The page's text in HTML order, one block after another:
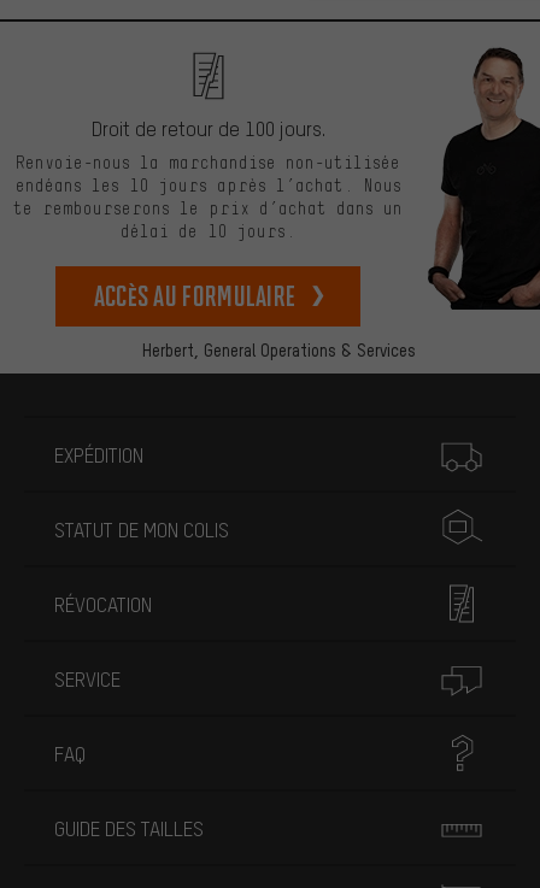
Herbert, General Operations & Services
Droit de retour de 100 jours.
Renvoie-nous la marchandise non-utilisée
endéans les 10 jours après l’achat. Nous
te rembourserons le prix d’achat dans un
délai de 10 jours.
Accès au formulaire
EXPÉDITION
STATUT DE MON COLIS
RÉVOCATION
SERVICE
FAQ
GUIDE DES TAILLES